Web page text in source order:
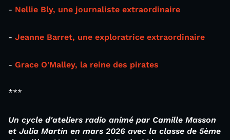
- Nellie Bly, une journaliste extraordinaire
- Jeanne Barret, une exploratrice extraordinaire
- Grace O'Malley, la reine des pirates
***
Un cycle d'ateliers radio animé par Camille Masson
et Julia Martin en mars 2026 avec la classe de 5ème